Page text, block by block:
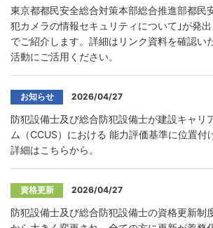
東京都都民安全総合対策本部総合推進部都民
犯カメラの情報セキュリティについて｣が発
でご紹介します。詳細はリンク資料を確認い
活動にご活用ください。
お知らせ 2026/04/27
防犯設備士及び総合防犯設備士が建設キャリ
ム（CCUS）における 能力評価基準に位置付
詳細はこちらから。
資格更新 2026/04/27
防犯設備士及び総合防犯設備士の資格更新制